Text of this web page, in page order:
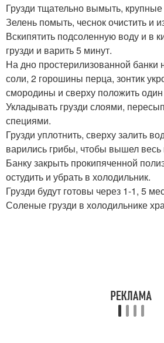
Грузди тщательно вымыть, крупные
Зелень помыть, чеснок очистить и
Вскипятить подсоленную воду и в
грузди и варить 5 минут.
На дно простерилизованной банки
соли, 2 горошины перца, зонтик
смородины и сверху положить один
Укладывать грузди слоями,
специями.
Грузди уплотнить, сверху залить
варились грибы, чтобы вышел весь
Банку закрыть прокипяченной
остудить и убрать в холодильник.
Грузди будут готовы через 1-1, 5
Соленые грузди в холодильнике